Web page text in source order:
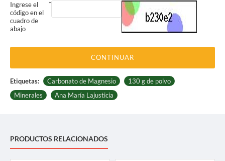
Ingrese el
código en el
cuadro de
abajo
CONTINUAR
Etiquetas: Carbonato de Magnesio
130 g de polvo
Minerales
Ana Marí­a Lajusticia
PRODUCTOS RELACIONADOS